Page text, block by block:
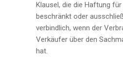
Klausel, die die Haftung
beschränkt oder
verbindlich, wenn der
Verkäufer über den
hat.